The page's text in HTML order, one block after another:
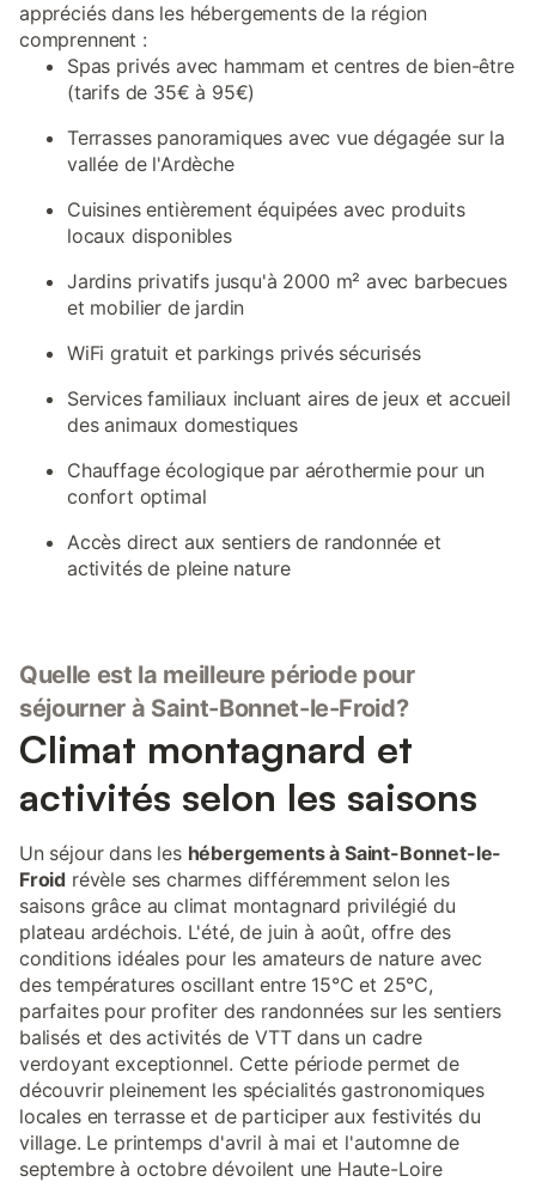
appréciés dans les hébergements de la région
comprennent :
Spas privés avec hammam et centres de bien-être
(tarifs de 35€ à 95€)
Terrasses panoramiques avec vue dégagée sur la
vallée de l'Ardèche
Cuisines entièrement équipées avec produits
locaux disponibles
Jardins privatifs jusqu'à 2000 m² avec barbecues
et mobilier de jardin
WiFi gratuit et parkings privés sécurisés
Services familiaux incluant aires de jeux et accueil
des animaux domestiques
Chauffage écologique par aérothermie pour un
confort optimal
Accès direct aux sentiers de randonnée et
activités de pleine nature
Quelle est la meilleure période pour
séjourner à Saint-Bonnet-le-Froid?
Climat montagnard et
activités selon les saisons
Un séjour dans les hébergements à Saint-Bonnet-le-
Froid révèle ses charmes différemment selon les
saisons grâce au climat montagnard privilégié du
plateau ardéchois. L'été, de juin à août, offre des
conditions idéales pour les amateurs de nature avec
des températures oscillant entre 15°C et 25°C,
parfaites pour profiter des randonnées sur les sentiers
balisés et des activités de VTT dans un cadre
verdoyant exceptionnel. Cette période permet de
découvrir pleinement les spécialités gastronomiques
locales en terrasse et de participer aux festivités du
village. Le printemps d'avril à mai et l'automne de
septembre à octobre dévoilent une Haute-Loire